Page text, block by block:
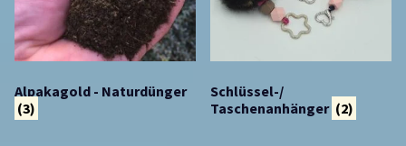
Alpakagold - Naturdünger
(3)
Schlüssel-/
Taschenanhänger (2)